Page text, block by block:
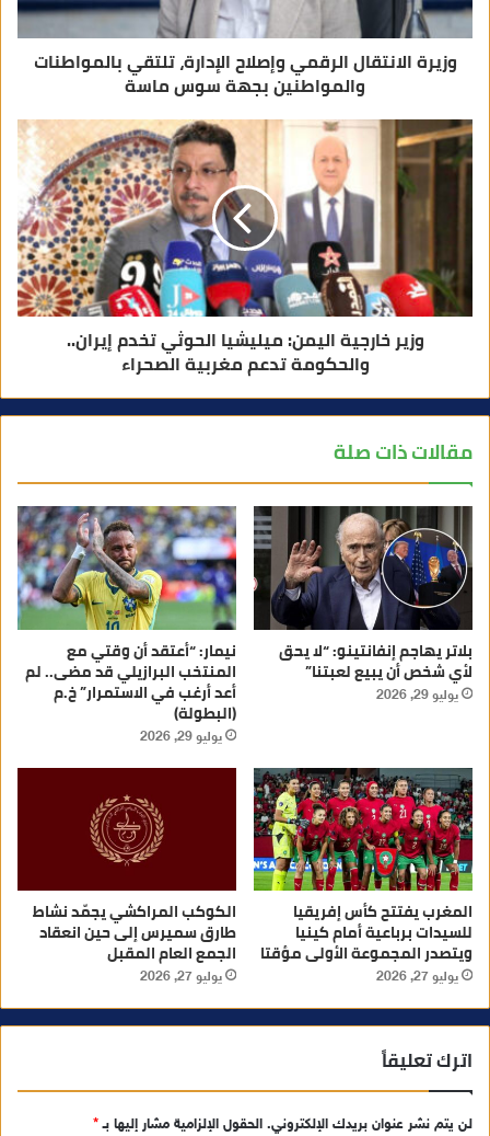
وزيرة الانتقال الرقمي وإصلاح الإدارة، تلتقي بالمواطنات
والمواطنين بجهة سوس ماسة
وزير خارجية اليمن: ميليشيا الحوثي تخدم إيران..
والحكومة تدعم مغربية الصحراء
مقالات ذات صلة
بلاتر يهاجم إنفانتينو: “لا يحق
لأي شخص أن يبيع لعبتنا”
يوليو 29, 2026
نيمار: “أعتقد أن وقتي مع
المنتخب البرازيلي قد مضى.. لم
أعد أرغب في الاستمرار” خ.م
(البطولة)
يوليو 29, 2026
المغرب يفتتح كأس إفريقيا
للسيدات برباعية أمام كينيا
ويتصدر المجموعة الأولى مؤقتا
يوليو 27, 2026
الكوكب المراكشي يجمّد نشاط
طارق سميرس إلى حين انعقاد
الجمع العام المقبل
يوليو 27, 2026
اترك تعليقاً
لن يتم نشر عنوان بريدك الإلكتروني. الحقول الإلزامية مشار إليها بـ*